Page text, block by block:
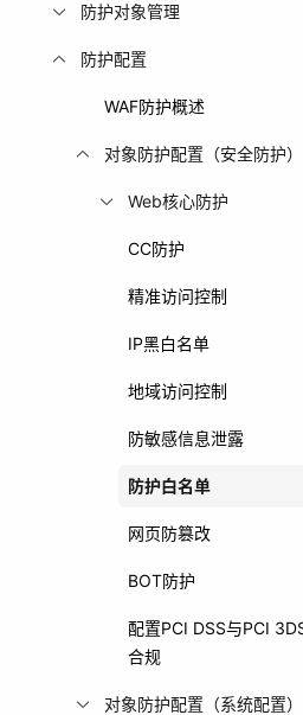
防护对象管理
防护配置
WAF防护概述
对象防护配置（安全防护）
Web核心防护
CC防护
精准访问控制
IP黑白名单
地域访问控制
防敏感信息泄露
防护白名单
网页防篡改
BOT防护
配置PCI DSS与PCI
合规
对象防护配置（系统配置）